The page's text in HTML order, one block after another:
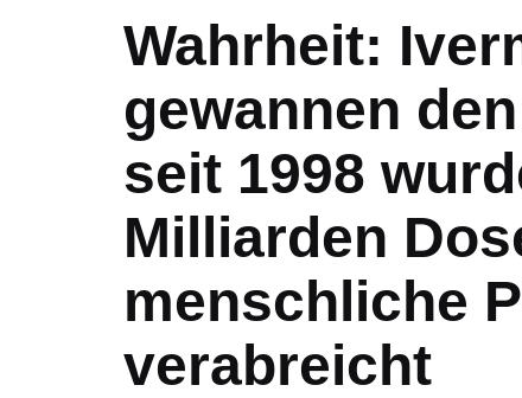
Wahrheit:
gewannen
seit 1998
Milliarden
menschliche
verabreicht